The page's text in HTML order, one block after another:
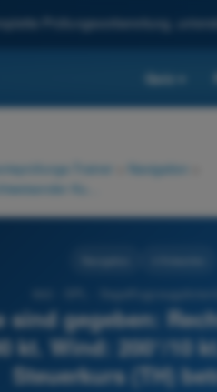
Prüfungsvorbereitung,
Quiz
Trainer Navigation
sind gegeben:
kt. Wind: 200°/10
Steuerkurs (TH)